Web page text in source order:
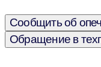
Сообщить об
Обращение в